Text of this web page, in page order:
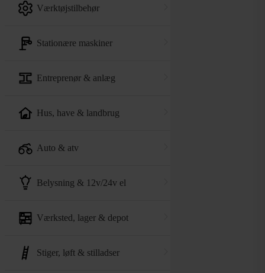
værktøjstilbehør
stationære maskiner
entreprenør & anlæg
hus, have & landbrug
auto & atv
belysning & 12v/24v el
værksted, lager & depot
stiger, løft & stilladser